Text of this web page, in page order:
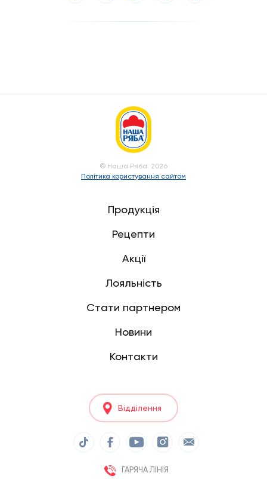
© Наша Ряба. 2026
Політика користування сайтом
Продукція
Рецепти
Акції
Лояльність
Стати партнером
Новини
Контакти
Відділення
ГАРЯЧА ЛІНІЯ